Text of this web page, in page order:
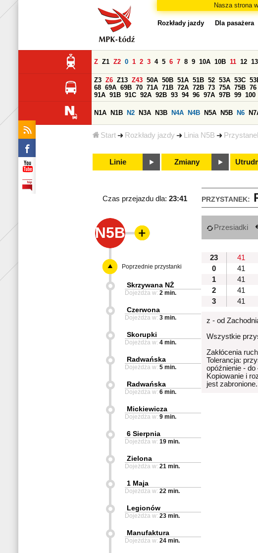
Nasza strona
Start Rozkłady jazdy Linia N5B
Rozkłady jazdy Dla pasażera
Z Z1 Z2 0 1 2 3 4 5 6 7 8 9 10A 10B 11 12 13
Z3 Z6 Z13 Z43 50A 50B 51A 51B 52 53A 53C
68 69A 69B 70 71A 71B 72A 72B 73 75A 75B 76
91A 91B 91C 92A 92B 93 94 96 97A 97B 99 100
N1A N1B N2 N3A N3B N4A N4B N5A N5B N6
Linie Zmiany
PRZYSTANEK:
Czas przejazdu dla: 23:41
N5B Przesiadki
23
41
0
41
1
41
2
41
3
41
z - od
Wszystkie
Zakłócenia
Tolerancja:
opóźnienie - do
Kopiowanie i
jest zabronione.
Poprzednie przystanki
Skrzywana NŻ
Dojeżdża w: 2 min.
Czerwona
Dojeżdża w: 3 min.
Skorupki
Dojeżdża w: 4 min.
Radwańska
Dojeżdża w: 5 min.
Radwańska
Dojeżdża w: 6 min.
Mickiewicza
Dojeżdża w: 9 min.
6 Sierpnia
Dojeżdża w: 19 min.
Zielona
Dojeżdża w: 21 min.
1 Maja
Dojeżdża w: 22 min.
Legionów
Dojeżdża w: 23 min.
Manufaktura
Dojeżdża w: 24 min.